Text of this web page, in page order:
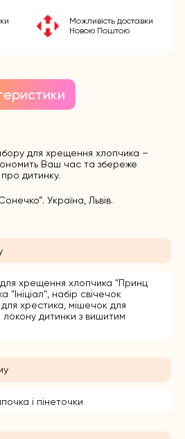
Можливість доставки
Новою Поштою
для хрещення хлопчика –
Ваш час та збереже
дитинку.
Україна, Львів.
хрещення хлопчика "Принц
"Ініціал", набір свічечок
для хрестика, мішечок для
дитинки з вишитим
і пінеточки